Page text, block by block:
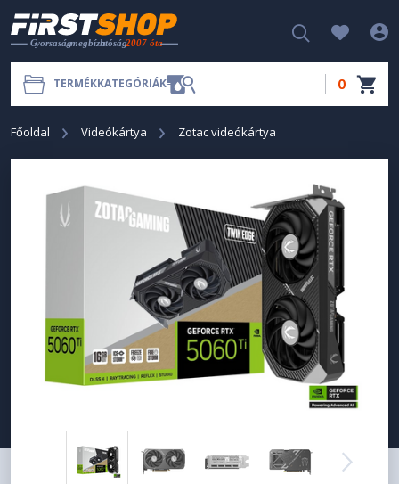
TERMÉKKATEGÓRIÁK 0
Főoldal Videókártya Zotac videókártya